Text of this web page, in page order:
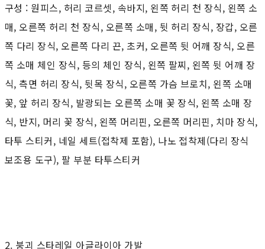
구성 : 원피스, 허리 코르셋, 속바지, 왼쪽 허리 천 장식, 왼쪽 소
매, 오른쪽 허리 천 장식, 오른쪽 소매, 뒷 허리 장식, 장갑, 오른
쪽 다리 장식, 오른쪽 다리 끈, 초커, 오른쪽 뒷 어깨 장식, 오른
쪽 소매 체인 장식, 등의 체인 장식, 왼쪽 팔찌, 왼쪽 뒷 어깨 장
식, 측면 허리 장식, 뒷목 장식, 오른쪽 가슴 브로치, 왼쪽 소매
꽃, 앞 허리 장식, 발광되는 오른쪽 소매 꽃 장식, 왼쪽 소매 장
식, 반지, 머리 꽃 장식, 왼쪽 머리핀, 오른쪽 머리핀, 치마 장식,
타투 스티커, 네일 세트(접착제 포함), 나노 접착제(다리 장식
보조용 도구), 팔 부분 타투스티커
2. 붕괴 스타레일 아글라이아 가발